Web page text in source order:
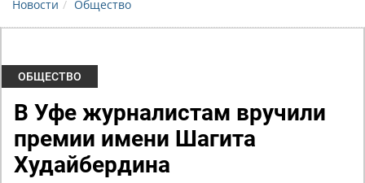
Новости Общество
ОБЩЕСТВО
В Уфе журналистам вручили
премии имени Шагита
Худайбердина